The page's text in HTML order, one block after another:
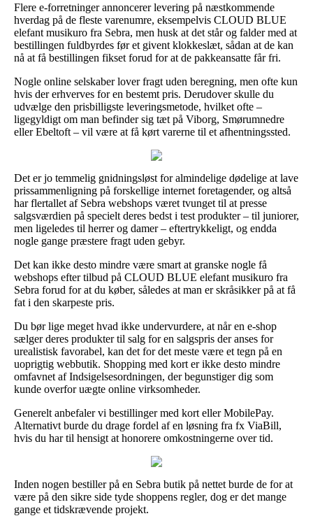
Flere e-forretninger annoncerer levering på næstkommende
hverdag på de fleste varenumre, eksempelvis CLOUD BLUE
elefant musikuro fra Sebra, men husk at det står og falder med at
bestillingen fuldbyrdes før et givent klokkeslæt, sådan at de kan
nå at få bestillingen fikset forud for at de pakkeansatte får fri.
Nogle online selskaber lover fragt uden beregning, men ofte kun
hvis der erhverves for en bestemt pris. Derudover skulle du
udvælge den prisbilligste leveringsmetode, hvilket ofte –
ligegyldigt om man befinder sig tæt på Viborg, Smørumnedre
eller Ebeltoft – vil være at få kørt varerne til et afhentningssted.
Det er jo temmelig gnidningsløst for almindelige dødelige at lave
prissammenligning på forskellige internet foretagender, og altså
har flertallet af Sebra webshops været tvunget til at presse
salgsværdien på specielt deres bedst i test produkter – til juniorer,
men ligeledes til herrer og damer – eftertrykkeligt, og endda
nogle gange præstere fragt uden gebyr.
Det kan ikke desto mindre være smart at granske nogle få
webshops efter tilbud på CLOUD BLUE elefant musikuro fra
Sebra forud for at du køber, således at man er skråsikker på at få
fat i den skarpeste pris.
Du bør lige meget hvad ikke undervurdere, at når en e-shop
sælger deres produkter til salg for en salgspris der anses for
urealistisk favorabel, kan det for det meste være et tegn på en
uoprigtig webbutik. Shopping med kort er ikke desto mindre
omfavnet af Indsigelsesordningen, der begunstiger dig som
kunde overfor uægte online virksomheder.
Generelt anbefaler vi bestillinger med kort eller MobilePay.
Alternativt burde du drage fordel af en løsning fra fx ViaBill,
hvis du har til hensigt at honorere omkostningerne over tid.
Inden nogen bestiller på en Sebra butik på nettet burde de for at
være på den sikre side tyde shoppens regler, dog er det mange
gange et tidskrævende projekt.